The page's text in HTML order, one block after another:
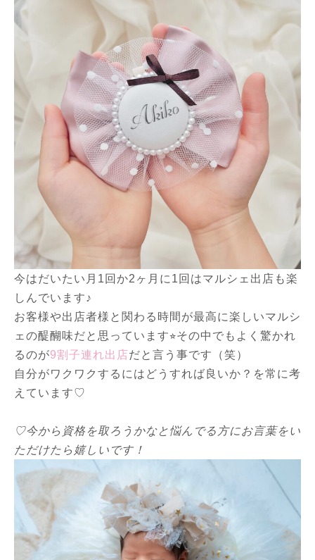
今はだいたい月1回か2ヶ月に1回はマルシェ出店も楽
しんでいます♪
お客様や出店者様と関わる時間が最高に楽しいマルシ
ェの醍醐味だと思っています⭐︎その中でもよく驚かれ
るのが9割子連れ出店だと言う事です（笑）
自分がワクワクするにはどうすれば良いか？を常に考
えています♡
♡今から資格を取ろうかなと悩んでる方にお言葉をい
ただけたら嬉しいです！